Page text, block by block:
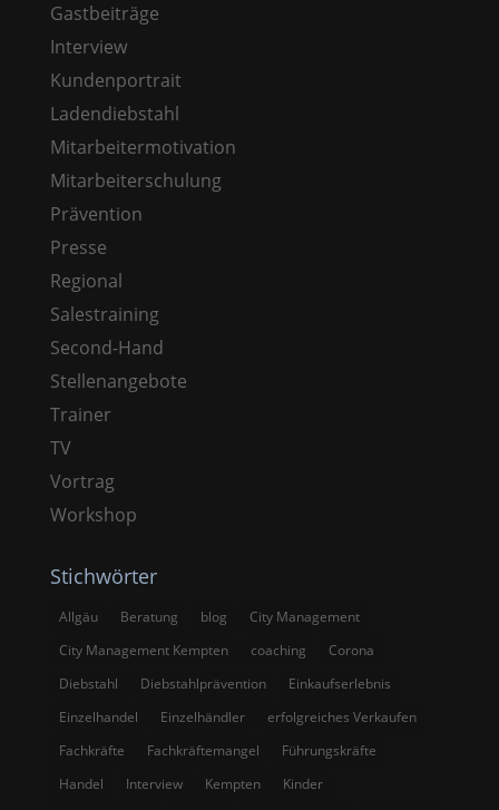
Gastbeiträge
Interview
Kundenportrait
Ladendiebstahl
Mitarbeitermotivation
Mitarbeiterschulung
Prävention
Presse
Regional
Salestraining
Second-Hand
Stellenangebote
Trainer
TV
Vortrag
Workshop
Stichwörter
Allgäu Beratung blog
City Management
City Management Kempten
coaching
Corona
Diebstahl
Diebstahlprävention
Einkaufserlebnis
Einzelhandel
Einzelhändler
erfolgreiches Verkaufen
Fachkräfte
Fachkräftemangel
Führungskräfte
Handel
Interview Kempten
Kinder